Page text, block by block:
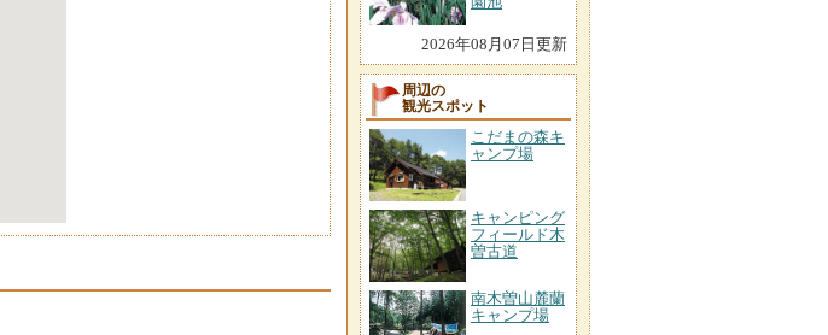
2026年08月07日更新
周辺の
観光スポット
こだまの森キ
ャンプ場
キャンピング
フィールド木
曽古道
南木曽山麓蘭
キャンプ場